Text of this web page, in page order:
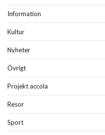
Information
Kultur
Nyheter
Övrigt
Projekt accola
Resor
Sport